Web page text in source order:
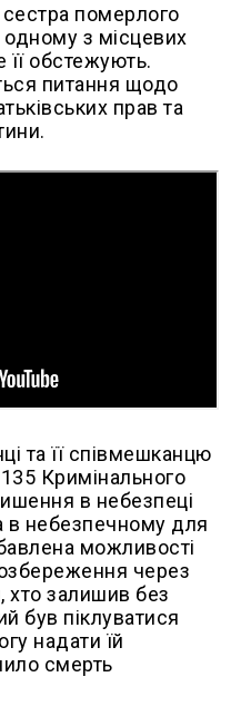
сестра померлого
з місцевих
обстежують.
питання щодо
прав та
та її співмешканцю
Кримінального
в небезпеці
в небезпечному для
можливості
через
хто залишив без
був піклуватися
надати їй
смерть